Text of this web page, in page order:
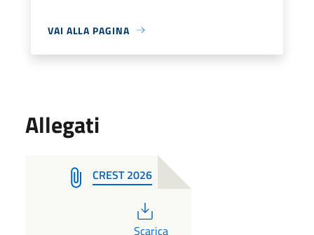
VAI ALLA PAGINA
Allegati
CREST 2026
PDF
Scarica